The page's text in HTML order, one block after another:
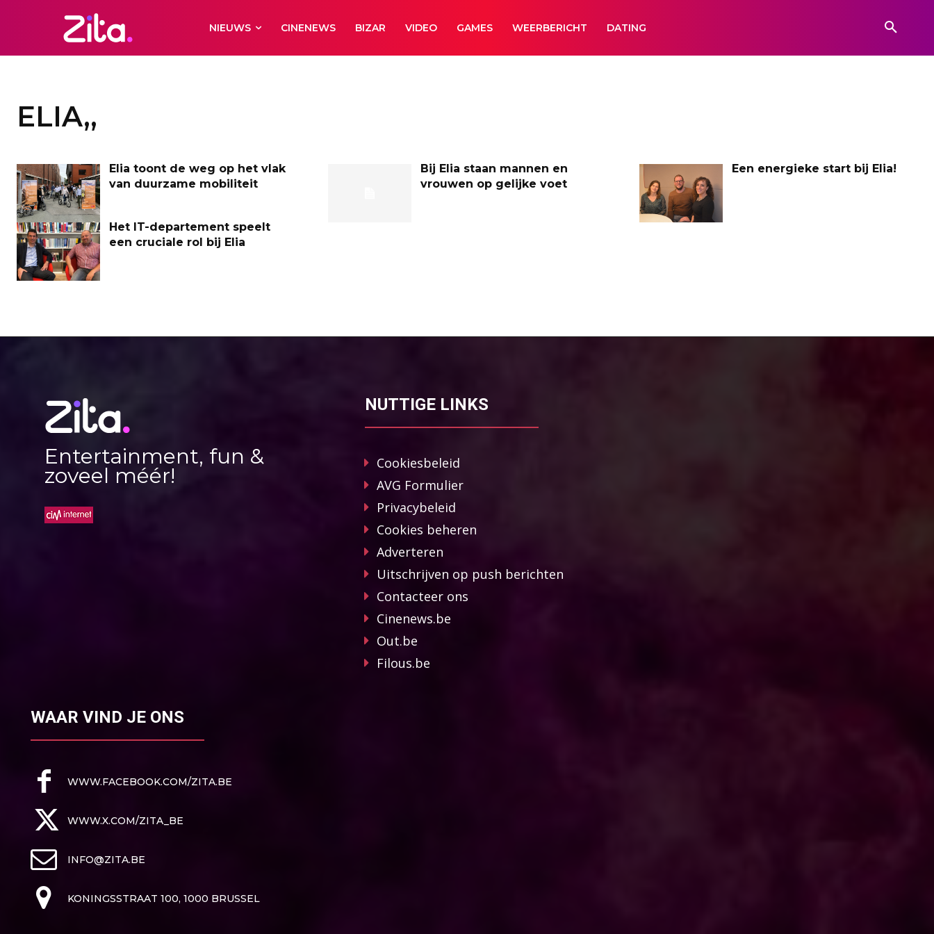
NIEUWS CINENEWS BIZAR VIDEO GAMES WEERBERICHT DATING
ELIA,,
Elia toont de weg op het vlak
van duurzame mobiliteit
Bij Elia staan mannen en
vrouwen op gelijke voet
Een energieke start bij Elia!
Het IT-departement speelt
een cruciale rol bij Elia
Entertainment, fun &
zoveel méér!
NUTTIGE LINKS
Cookiesbeleid
AVG Formulier
Privacybeleid
Cookies beheren
Adverteren
Uitschrijven op push berichten
Contacteer ons
Cinenews.be
Out.be
Filous.be
WAAR VIND JE ONS
WWW.FACEBOOK.COM/ZITA.BE
WWW.X.COM/ZITA_BE
INFO@ZITA.BE
KONINGSSTRAAT 100, 1000 BRUSSEL